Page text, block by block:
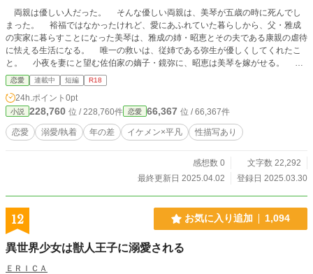
両親は優しい人だった。 そんな優しい両親は、美琴が五歳の時に死んでし
まった。 裕福ではなかったけれど、愛にあふれていた暮らしから、父・雅成
の実家に暮らすことになった美琴は、雅成の姉・昭恵とその夫である康親の虐待
に怯える生活になる。 唯一の救いは、従姉である弥生が優しくしてくれたこ
と。 小夜を妻にと望む佐伯家の嫡子・鏡弥に、昭恵は美琴を嫁がせる。 小
学校にも通わせず、読み書きも算術も知らない美琴は、怯えながら寝室に入る。
身代わりだとバレたらと怯える美琴に、鏡弥は昔話する。 優しい鏡弥の日
毎に増す溺愛に戸惑いながらも、から、れに惹かれる美琴。 初めて尽くしの
新婚生活で、初めての恋をする。 虐げられた少女と、優しい青年のシンデレ
ラストーリー。
恋愛 連載中 短編 R18
24h.ポイント 0pt
小説 228,760 位 / 228,760件 恋愛 66,367 位 / 66,367件
恋愛 溺愛/執着 年の差 イケメン×平凡 性描写あり
感想数 0
文字数 22,292
最終更新日 2025.04.02
登録日 2025.03.30
12 お気に入り追加 1,094
異世界少女は獣人王子に溺愛される
ＥＲＩＣＡ